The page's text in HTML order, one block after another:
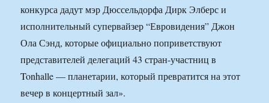
конкурса дадут мэр Дюссельдорфа Дирк Элберс и
исполнительный супервайзер “Евровидения” Джон
Ола Сэнд, которые официально поприветствуют
представителей делегаций 43 стран-участниц в
Tonhalle — планетарии, который превратится на этот
вечер в концертный зал».